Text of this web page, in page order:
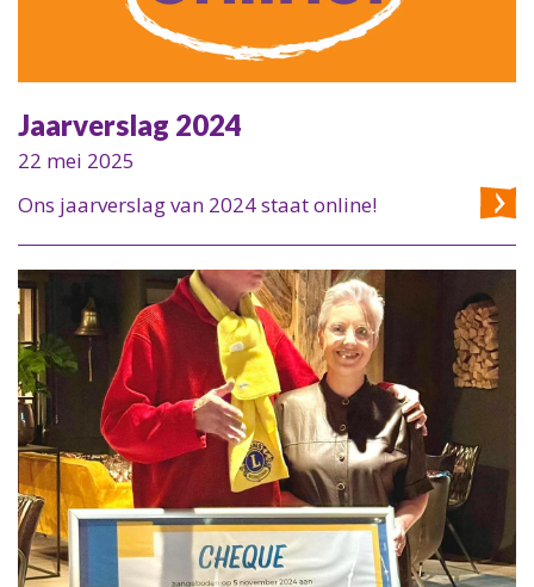
Jaarverslag 2024
22 mei 2025
Ons jaarverslag van 2024 staat online!